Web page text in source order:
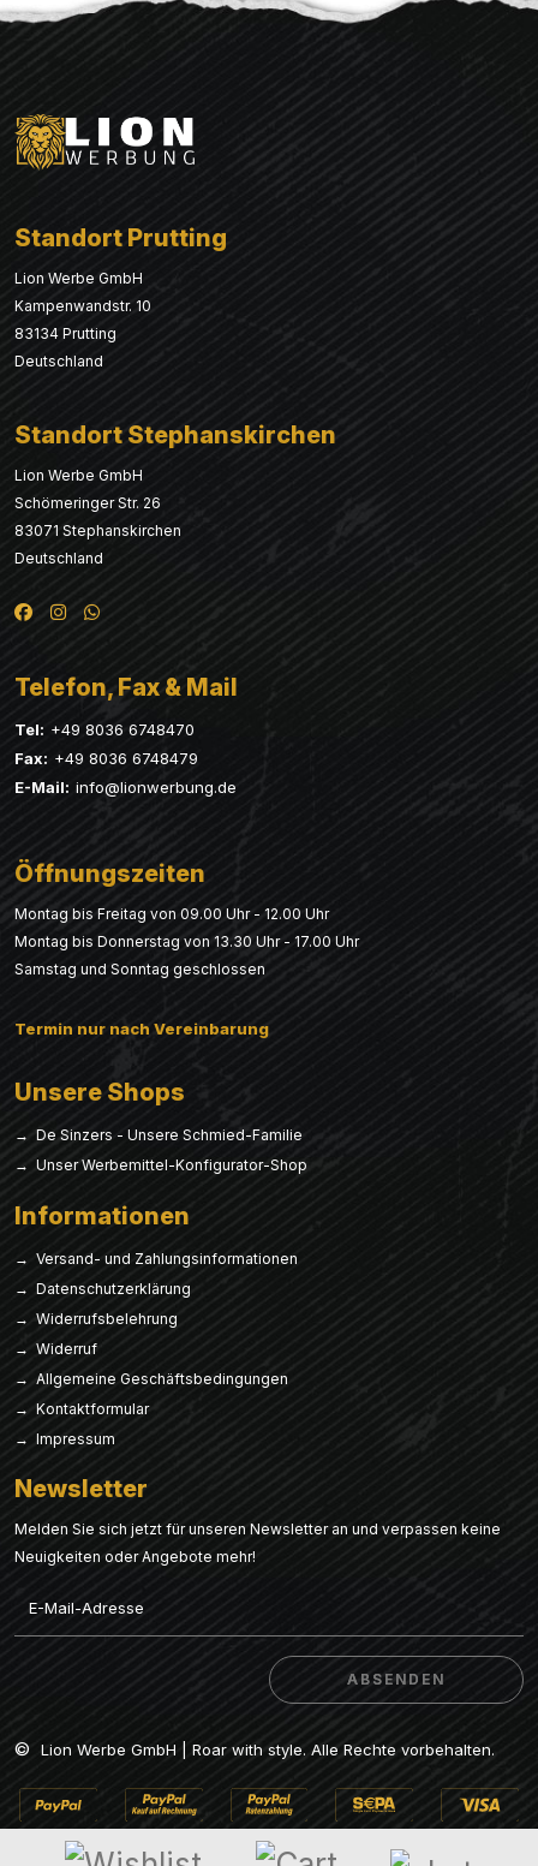
Standort Prutting
Lion Werbe GmbH
Kampenwandstr. 10
83134 Prutting
Deutschland
Standort Stephanskirchen
Lion Werbe GmbH
Schömeringer Str. 26
83071 Stephanskirchen
Deutschland
Telefon, Fax & Mail
Tel: +49 8036 6748470
Fax: +49 8036 6748479
E-Mail: info@lionwerbung.de
Öffnungszeiten
Montag bis Freitag von 09.00 Uhr - 12.00 Uhr
Montag bis Donnerstag von 13.30 Uhr - 17.00 Uhr
Samstag und Sonntag geschlossen
Termin nur nach Vereinbarung
Unsere Shops
→ De Sinzers - Unsere Schmied-Familie
→ Unser Werbemittel-Konfigurator-Shop
Informationen
→ Versand- und Zahlungsinformationen
→ Datenschutzerklärung
→ Widerrufsbelehrung
→ Widerruf
→ Allgemeine Geschäftsbedingungen
→ Kontaktformular
→ Impressum
Newsletter
Melden Sie sich jetzt für unseren Newsletter an und verpassen keine
Neuigkeiten oder Angebote mehr!
ABSENDEN
ABSENDEN
© Lion Werbe GmbH | Roar with style. Alle Rechte vorbehalten.